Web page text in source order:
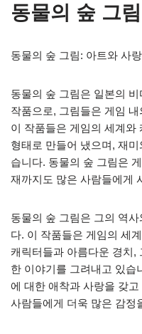
동물의 숲 그림
동물의 숲 그림: 아트와 사
동물의 숲 그림은 일본의 비
작품으로, 그림들은 게임
이 작품들은 게임의 세계와
형태로 만들어 냈으며, 재
습니다. 동물의 숲 그림은
재까지도 많은 사람들에게
동물의 숲 그림은 그의 역
다. 이 작품들은 게임의 세
캐릭터들과 아름다운 경치,
한 이야기를 그려내고 있습
에 대한 애착과 사랑을 갖
사람들에게 더욱 많은 감정